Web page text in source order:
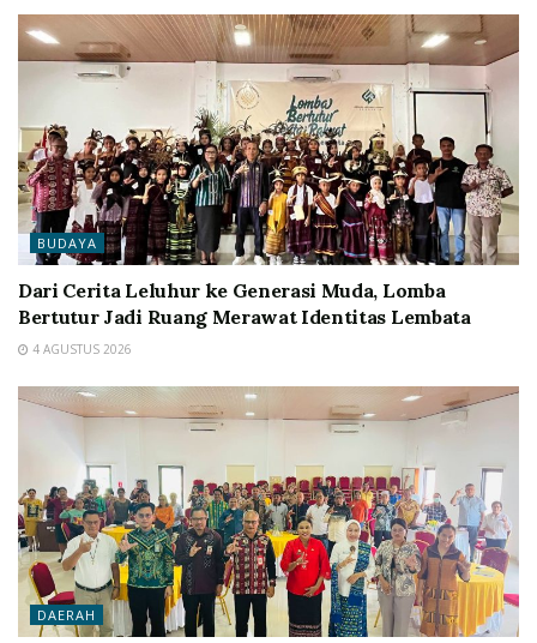
BUDAYA
Dari Cerita Leluhur ke Generasi Muda, Lomba
Bertutur Jadi Ruang Merawat Identitas Lembata
4 AGUSTUS 2026
DAERAH